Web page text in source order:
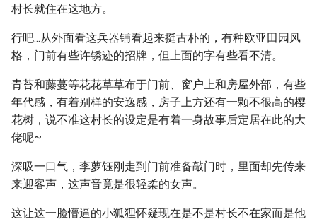
村长就住在这地方。
行吧...从外面看这兵器铺看起来挺古朴的，有种欧亚田园风
格，门前有些许锈迹的招牌，但上面的字有些看不清。
青苔和藤蔓等花花草草布于门前、窗户上和房屋外部，有些
年代感，有着别样的安逸感，房子上方还有一颗不很高的樱
花树，说不准这村长的设定是有着一身故事后定居在此的大
佬呢~
深吸一口气，李萝钰刚走到门前准备敲门时，里面却先传来
来迎客声，这声音竟是很轻柔的女声。
这让这一脸懵逼的小狐狸怀疑现在是不是村长不在家而是他